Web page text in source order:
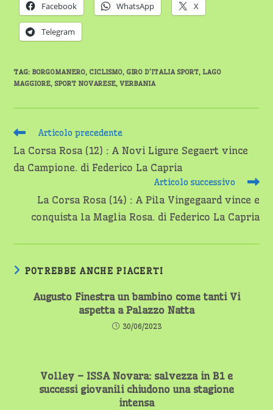
Facebook WhatsApp X
Telegram
TAG: BORGOMANERO, CICLISMO, GIRO D'ITALIA SPORT, LAGO
MAGGIORE, SPORT NOVARESE, VERBANIA
Leggi
articoli
Articolo precedente
La Corsa Rosa (12) : A Novi Ligure Segaert vince
da Campione. di Federico La Capria
Articolo successivo
La Corsa Rosa (14) : A Pila Vingegaard vince e
conquista la Maglia Rosa. di Federico La Capria
POTREBBE ANCHE PIACERTI
Augusto Finestra un bambino come tanti Vi
aspetta a Palazzo Natta
30/06/2023
Volley – ISSA Novara: salvezza in B1 e
successi giovanili chiudono una stagione
intensa